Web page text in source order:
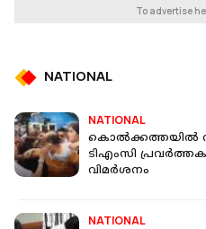
To advertise
NATIONAL
NATIONAL
കൊല്‍ക്കത്തയില്‍
ടിഎംസി
വിമര്‍ശനം
NATIONAL